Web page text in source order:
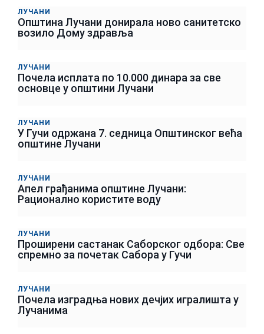
ЛУЧАНИ
Општина Лучани донирала ново санитетско
возило Дому здравља
ЛУЧАНИ
Почела исплата по 10.000 динара за све
основце у општини Лучани
ЛУЧАНИ
У Гучи одржана 7. седница Општинског већа
општине Лучани
ЛУЧАНИ
Апел грађанима општине Лучани:
Рационално користите воду
ЛУЧАНИ
Проширени састанак Саборског одбора: Све
спремно за почетак Сабора у Гучи
ЛУЧАНИ
Почела изградња нових дечјих игралишта у
Лучанима